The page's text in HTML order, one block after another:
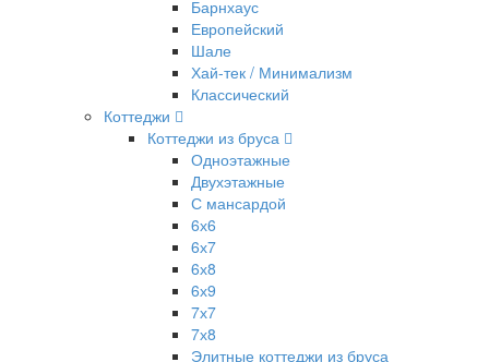
Барнхаус
Европейский
Шале
Хай-тек / Минимализм
Классический
Коттеджи
Коттеджи из бруса
Одноэтажные
Двухэтажные
С мансардой
6х6
6х7
6х8
6х9
7х7
7х8
Элитные коттеджи из бруса